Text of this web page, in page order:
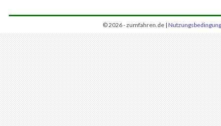
© 2026 - zumfahren.de |